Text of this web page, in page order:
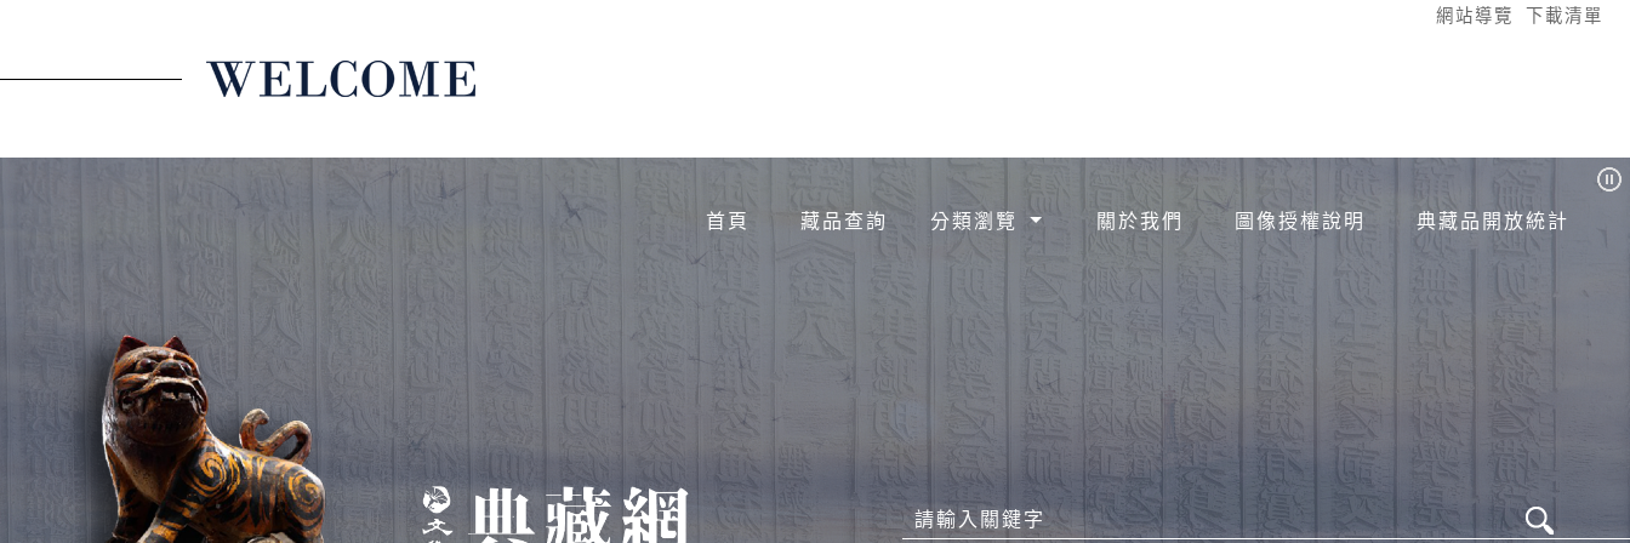
網站導覽 下載清單
首頁 藏品查詢 分類瀏覽 關於我們 圖像授權說明 典藏品開放統計
請輸入關鍵字